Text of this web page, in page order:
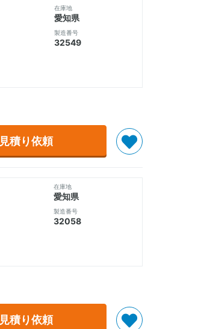
在庫地
愛知県
製造番号
32549
見積り依頼
在庫地
愛知県
製造番号
32058
見積り依頼